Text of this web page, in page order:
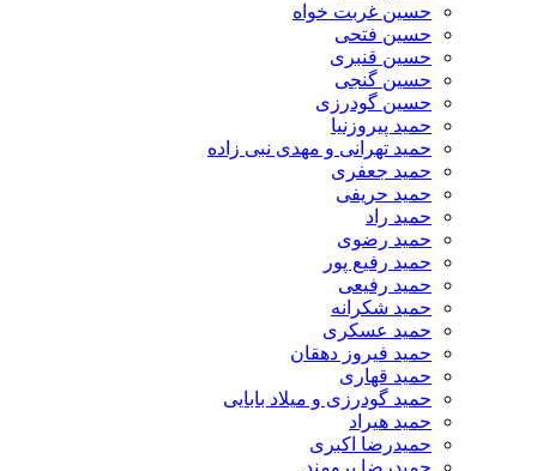
حسین غربت خواه
حسین فتحی
حسین قنبری
حسین گنجی
حسین گودرزی
حمید پیروزنیا
حمید تهرانی و مهدی نبی زاده
حمید جعفری
حمید حریفی
حمید راد
حمید رضوی
حمید رفیع پور
حمید رفیعی
حمید شکرانه
حمید عسکری
حمید فیروز دهقان
حمید قهاری
حمید گودرزی و میلاد بابایی
حمید هیراد
حمیدرضا اکبری